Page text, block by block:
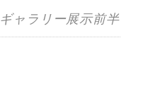
ギャラリー展示前半